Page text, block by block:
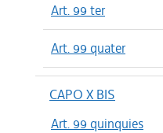
Art. 99 ter
Art. 99 quater
CAPO X BIS
Art. 99 quinquies